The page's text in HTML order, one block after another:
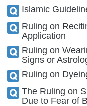
Islamic
Ruling on
Application
Ruling on
Signs or
Ruling on
The Ruling on
Due to Fear of